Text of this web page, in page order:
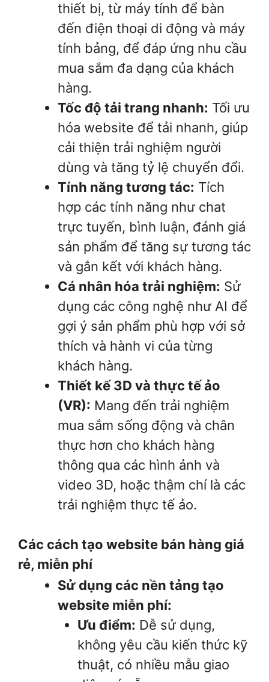
thiết bị, từ máy tính để bàn
đến điện thoại di động và máy
tính bảng, để đáp ứng nhu cầu
mua sắm đa dạng của khách
hàng.
Tốc độ tải trang nhanh: Tối ưu
hóa website để tải nhanh, giúp
cải thiện trải nghiệm người
dùng và tăng tỷ lệ chuyển đổi.
Tính năng tương tác: Tích
hợp các tính năng như chat
trực tuyến, bình luận, đánh giá
sản phẩm để tăng sự tương tác
và gắn kết với khách hàng.
Cá nhân hóa trải nghiệm: Sử
dụng các công nghệ như AI để
gợi ý sản phẩm phù hợp với sở
thích và hành vi của từng
khách hàng.
Thiết kế 3D và thực tế ảo
(VR): Mang đến trải nghiệm
mua sắm sống động và chân
thực hơn cho khách hàng
thông qua các hình ảnh và
video 3D, hoặc thậm chí là các
trải nghiệm thực tế ảo.
Các cách tạo website bán hàng giá
rẻ, miễn phí
Sử dụng các nền tảng tạo
website miễn phí:
Ưu điểm: Dễ sử dụng,
không yêu cầu kiến thức kỹ
thuật, có nhiều mẫu giao